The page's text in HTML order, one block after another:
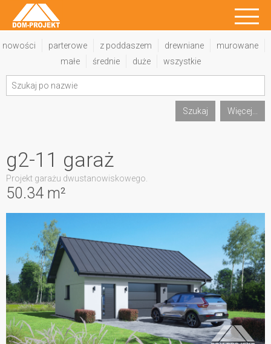
nowości parterowe z poddaszem drewniane
murowane
małe
średnie duże wszystkie
Szukaj Więcej...
50.34 m²
g2-11 garaż
Projekt garażu dwustanowiskowego.